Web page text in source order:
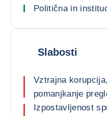
Politična in
Slabosti
Vztrajna
pomanjkanje
Izpostavljenost